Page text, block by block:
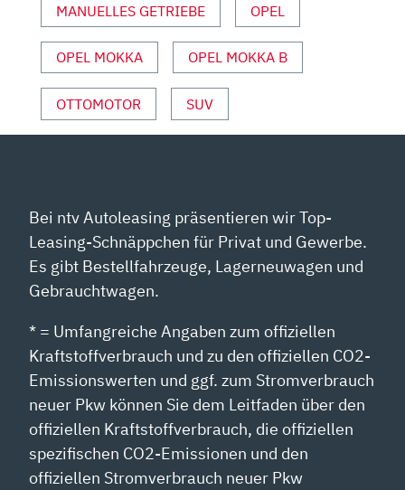
MIT
ANDREAS
MAY“
VON
YOUTUBE
ANZEIGEN
MANUELLES GETRIEBE OPEL
OPEL MOKKA OPEL MOKKA B
OTTOMOTOR SUV
Bei ntv Autoleasing präsentieren wir Top-
Leasing-Schnäppchen für Privat und Gewerbe.
Es gibt Bestellfahrzeuge, Lagerneuwagen und
Gebrauchtwagen.
* = Umfangreiche Angaben zum offiziellen
Kraftstoffverbrauch und zu den offiziellen CO2-
Emissionswerten und ggf. zum Stromverbrauch
neuer Pkw können Sie dem Leitfaden über den
offiziellen Kraftstoffverbrauch, die offiziellen
spezifischen CO2-Emissionen und den
offiziellen Stromverbrauch neuer Pkw